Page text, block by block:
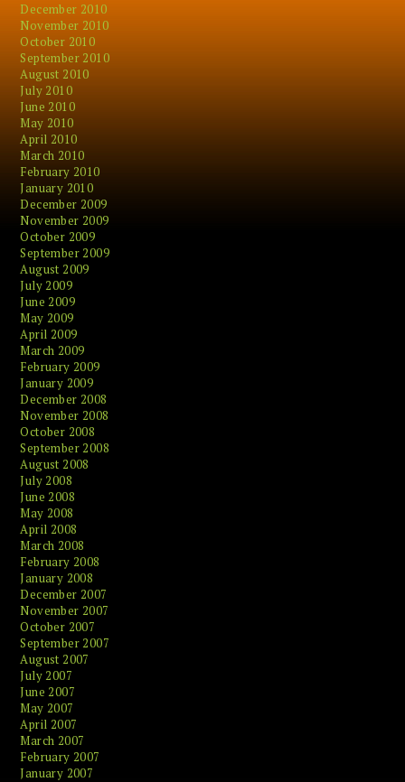
December 2010
November 2010
October 2010
September 2010
August 2010
July 2010
June 2010
May 2010
April 2010
March 2010
February 2010
January 2010
December 2009
November 2009
October 2009
September 2009
August 2009
July 2009
June 2009
May 2009
April 2009
March 2009
February 2009
January 2009
December 2008
November 2008
October 2008
September 2008
August 2008
July 2008
June 2008
May 2008
April 2008
March 2008
February 2008
January 2008
December 2007
November 2007
October 2007
September 2007
August 2007
July 2007
June 2007
May 2007
April 2007
March 2007
February 2007
January 2007